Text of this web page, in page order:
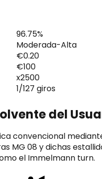
96.75%
Moderada-Alta
€0.20
€100
x2500
1/127 giros
del
convencional
MG 08 y dichas
el Immelmann turn.